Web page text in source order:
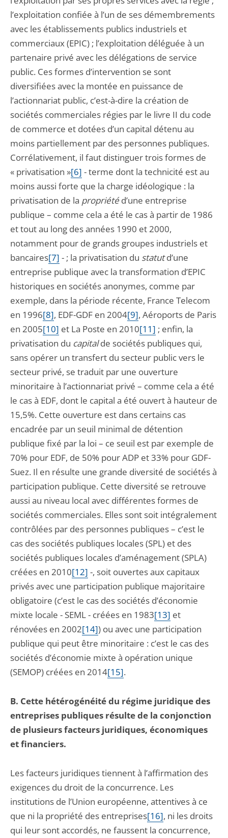
l’exploitation confiée à l’un de ses démembrements
avec les établissements publics industriels et
commerciaux (EPIC) ; l’exploitation déléguée à un
partenaire privé avec les délégations de service
public. Ces formes d’intervention se sont
diversifiées avec la montée en puissance de
l’actionnariat public, c’est-à-dire la création de
sociétés commerciales régies par le livre II du code
de commerce et dotées d’un capital détenu au
moins partiellement par des personnes publiques.
Corrélativement, il faut distinguer trois formes de
« privatisation »[6] - terme dont la technicité est au
moins aussi forte que la charge idéologique : la
privatisation de la propriétéd’une entreprise
publique – comme cela a été le cas à partir de 1986
et tout au long des années 1990 et 2000,
notamment pour de grands groupes industriels et
bancaires[7] - ; la privatisation du statutd’une
entreprise publique avec la transformation d’EPIC
historiques en sociétés anonymes, comme par
exemple, dans la période récente, France Telecom
en 1996[8], EDF-GDF en 2004[9], Aéroports de Paris
en 2005[10] et La Poste en 2010[11] ; enfin, la
privatisation du capitalde sociétés publiques qui,
sans opérer un transfert du secteur public vers le
secteur privé, se traduit par une ouverture
minoritaire à l’actionnariat privé – comme cela a été
le cas à EDF, dont le capital a été ouvert à hauteur de
15,5%. Cette ouverture est dans certains cas
encadrée par un seuil minimal de détention
publique fixé par la loi – ce seuil est par exemple de
70% pour EDF, de 50% pour ADP et 33% pour GDF-
Suez. Il en résulte une grande diversité de sociétés à
participation publique. Cette diversité se retrouve
aussi au niveau local avec différentes formes de
sociétés commerciales. Elles sont soit intégralement
contrôlées par des personnes publiques – c’est le
cas des sociétés publiques locales (SPL) et des
sociétés publiques locales d’aménagement (SPLA)
créées en 2010[12] -, soit ouvertes aux capitaux
privés avec une participation publique majoritaire
obligatoire (c’est le cas des sociétés d’économie
mixte locale - SEML - créées en 1983[13] et
rénovées en 2002[14]) ou avec une participation
publique qui peut être minoritaire : c’est le cas des
sociétés d’économie mixte à opération unique
(SEMOP) créées en 2014[15].
B. Cette hétérogénéité du régime juridique des
entreprises publiques résulte de la conjonction
de plusieurs facteurs juridiques, économiques
et financiers.
Les facteurs juridiques tiennent à l’affirmation des
exigences du droit de la concurrence. Les
institutions de l’Union européenne, attentives à ce
que ni la propriété des entreprises[16], ni les droits
qui leur sont accordés, ne faussent la concurrence,